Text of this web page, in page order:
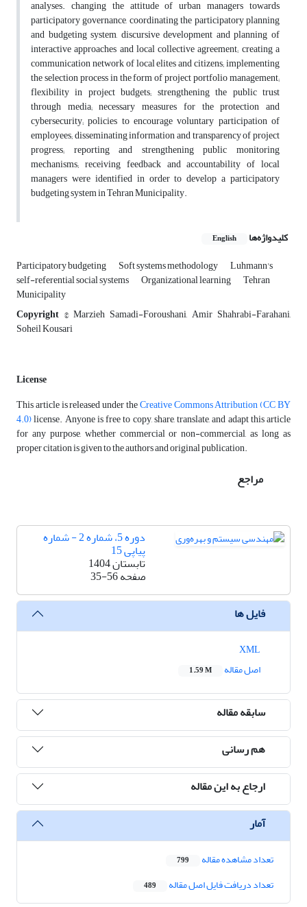
analyses. changing the attitude of urban managers towards
participatory governance, coordinating the participatory planning
and budgeting system, discursive development and planning of
interactive approaches and local collective agreement; creating a
communication network of local elites and citizens; implementing
the selection process in the form of project portfolio management;
flexibility in project budgets; strengthening the public trust
through media; necessary measures for the protection and
cybersecurity; policies to encourage voluntary participation of
employees; disseminating information and transparency of project
progress; reporting and strengthening public monitoring
mechanisms; receiving feedback and accountability of local
managers were identified in order to develop a participatory
budgeting system in Tehran Municipality.
کلیدواژه‌ها English
Participatory budgeting Soft systems methodology Luhmann's
self-referential social systems Organizational learning Tehran
Municipality
Copyright © Marzieh Samadi-Foroushani, Amir Shahrabi-Farahani,
Soheil Kousari
License
This article is released under theCreative Commons Attribution (CC BY
4.0)license. Anyone is free to copy, share, translate, and adapt this article
for any purpose, whether commercial or non-commercial, as long as
proper citation is given to the authors and original publication.
مراجع
دوره 5، شماره 2 - شماره
پیاپی 15
تابستان 1404
صفحه35-56
فایل ها
اصل مقاله
1.59 M
سابقه مقاله
هم رسانی
ارجاع به این مقاله
آمار
تعداد مشاهده مقاله 799
تعداد دریافت فایل اصل مقاله 489